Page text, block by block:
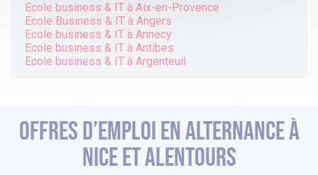
Ecole business & IT à Aix-en-Provence
Ecole Business & IT à Angers
Ecole business & IT à Annecy
Ecole business & IT à Antibes
Ecole business & IT à Argenteuil
Offres d’emploi en alternance à
nice et alentours